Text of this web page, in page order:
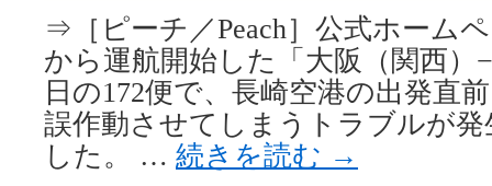
⇒［ピーチ／Peach］公式ホーム
から運航開始した「大阪（関西）
日の172便で、長崎空港の出発直
誤作動させてしまうトラブルが
した。 … 続きを読む →